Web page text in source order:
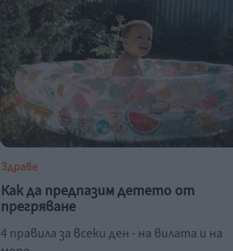
Здраве
Как да предпазим детето от
прегряване
4 правила за всеки ден - на вилата и на